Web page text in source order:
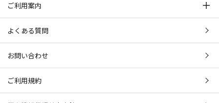
ご利用案内
よくある質問
お問い合わせ
ご利用規約